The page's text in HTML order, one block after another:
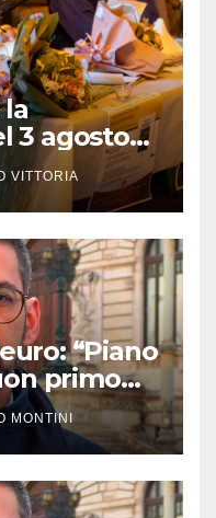
la
3 agosto
VITTORIA
“Piano
primo
basta”
MONTINI